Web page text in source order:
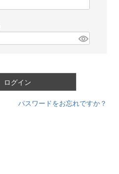
ログイン
パスワードをお忘れですか？